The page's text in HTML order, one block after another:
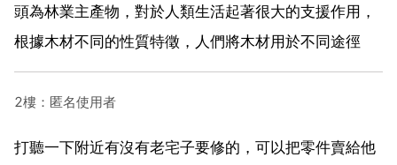
頭為林業主產物，對於人類生活起著很大的支援作用，
根據木材不同的性質特徵，人們將木材用於不同途徑
2樓：匿名使用者
打聽一下附近有沒有老宅子要修的，可以把零件賣給他